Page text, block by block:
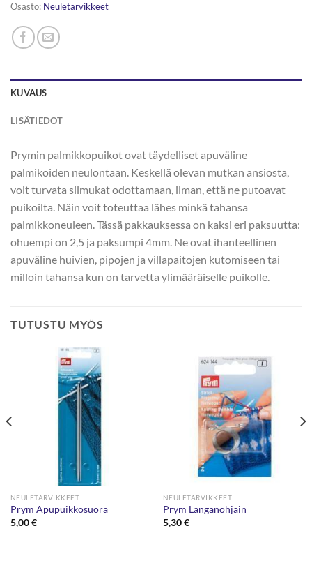
Osasto: Neuletarvikkeet
KUVAUS
LISÄTIEDOT
Prymin palmikkopuikot ovat täydelliset apuväline
palmikoiden neulontaan. Keskellä olevan mutkan ansiosta,
voit turvata silmukat odottamaan, ilman, että ne putoavat
puikoilta. Näin voit toteuttaa lähes minkä tahansa
palmikkoneuleen. Tässä pakkauksessa on kaksi eri paksuutta:
ohuempi on 2,5 ja paksumpi 4mm. Ne ovat ihanteellinen
apuväline huivien, pipojen ja villapaitojen kutomiseen tai
milloin tahansa kun on tarvetta ylimääräiselle puikolle.
TUTUSTU MYÖS
NEULETARVIKKEET
Prym Apupuikkosuora
5,00€
NEULETARVIKKEET
Prym Langanohjain
5,30€